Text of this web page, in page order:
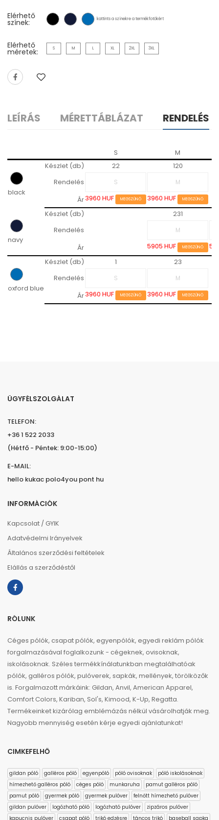
Elérhető
színek: kattints a színekre a termékfotókért
Elérhető
méretek: S M L XL 2XL 3XL
LEÍRÁS MÉRETTÁBLÁZAT RENDELÉS
S M
black
Készlet (db) 22
120
Rendelés
Ár3960 HUF MEGSZŰNŐ 3960 HUF MEGSZŰNŐ
navy
Készlet (db)
231
Rendelés
Ár
5905 HUF MEGSZŰNŐ
oxford blue
Készlet (db) 1
23
Rendelés
Ár3960 HUF MEGSZŰNŐ 3960 HUF MEGSZŰNŐ
ÜGYFÉLSZOLGÁLAT
TELEFON:
+36 1 522 2033
(Hétfő - Péntek: 9:00-15:00)
E-MAIL:
hello kukac polo4you pont hu
INFORMÁCIÓK
Kapcsolat / GYIK
Adatvédelmi Irányelvek
Általános szerződési feltételek
Elállás a szerződéstől
RÓLUNK
Céges pólók, csapat pólók, egyenpólók, egyedi reklám pólók
forgalmazásával foglalkozunk - cégeknek, ovisoknak,
iskolásoknak. Széles termékkínálatunkban megtalálhatóak
pólók, galléros pólók, pulóverek, sapkák, mellények, törölközők
is. Forgalmazott márkáink: Gildan, Anvil, American Apparel,
Comfort Colors, Kariban, Sol's, Kimood, K-Up, Regatta.
Termékeinket kizárólag emblémázás nélkül vásárolhatják meg.
Nagyobb mennyiség esetén kérje egyedi ajánlatunkat!
CIMKEFELHŐ
gildan póló galléros póló egyenpóló póló ovisoknak
póló iskolásoknak
hímezhető galléros póló
céges póló munkaruha
pamut galléros póló
pamut póló
gyermek póló gyermek pulóver
felnőtt hímezhető pulóver
gildan pulóver
logózható póló logózható pulóver
zipzáros pulóver
kapucnis pulóver
csapat póló trikó edzésre táncos trikó baseball sapka